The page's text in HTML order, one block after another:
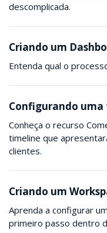
descomplicada.
Criando um
Entenda qual o
Configurando
Conheça o recurso
timeline que
clientes.
Criando um
Aprenda a configurar
primeiro passo dentro